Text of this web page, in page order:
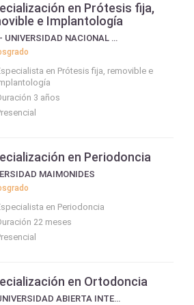
en Prótesis fija,
e Implantología
UNC - UNIVERSIDAD NACIONAL DE CÓRDOBA
en Prótesis fija, removible e
3 años
en Periodoncia
MAIMONIDES
en Periodoncia
22 meses
en Ortodoncia
UAI UNIVERSIDAD ABIERTA INTERAMERICANA